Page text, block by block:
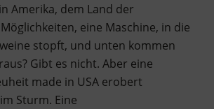
Amerika, dem Land der
eine Maschine, in die
stopft, und unten kommen
Gibt es nicht. Aber eine
made in USA erobert
Sturm. Eine